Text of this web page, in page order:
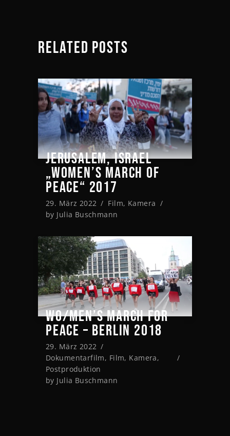
RELATED POSTS
JERUSALEM, ISRAEL
„WOMEN’S MARCH OF
PEACE“ 2017
29. März 2022 Film, Kamera
by Julia Buschmann
WO/MEN’S MARCH FOR
PEACE – BERLIN 2018
29. März 2022
Dokumentarfilm, Film, Kamera,
Postproduktion
by Julia Buschmann